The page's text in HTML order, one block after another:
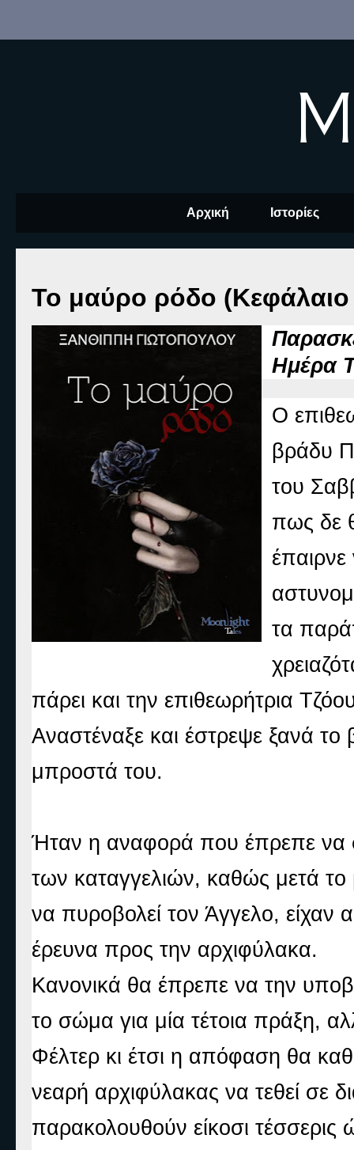
Αρχική Ιστορίες
Το μαύρο ρόδο (Κεφάλαιο
Ημέρα
Ο
βράδυ
του
πως δε
τα
πάρει και την επιθεωρήτρια
Αναστέναξε και έστρεψε ξανά
μπροστά του.
Ήταν η αναφορά που έπρεπε να
των καταγγελιών, καθώς μετά το
να πυροβολεί τον Άγγελο, είχαν
έρευνα προς την αρχιφύλακα.
Κανονικά θα έπρεπε να την
το σώμα για μία τέτοια πράξη,
Φέλτερ κι έτσι η απόφαση θα
νεαρή αρχιφύλακας να τεθεί σε
παρακολουθούν είκοσι τέσσερις